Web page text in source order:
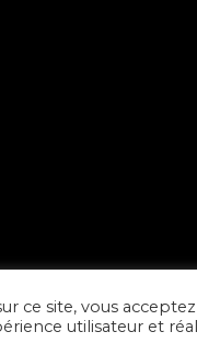
ce site, vous
utilisateur et